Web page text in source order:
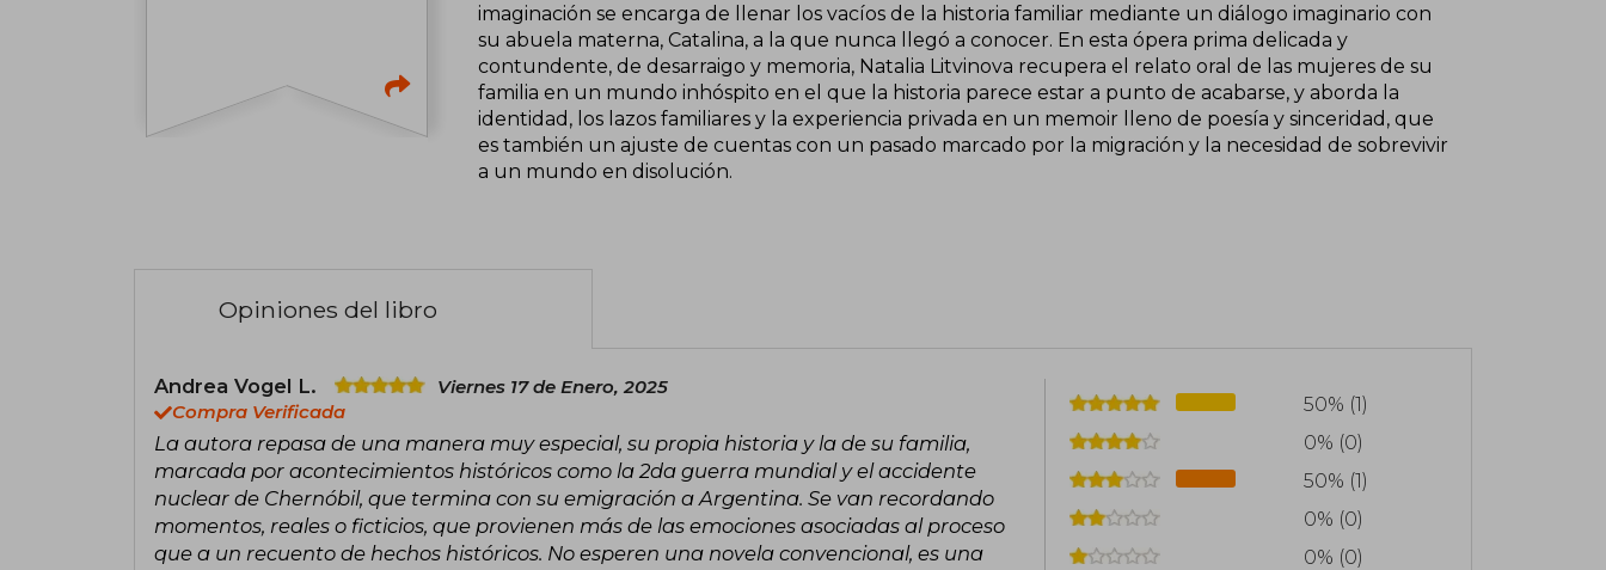
imaginación se encarga de llenar los vacíos de la historia familiar mediante un diálogo imaginario con
su abuela materna, Catalina, a la que nunca llegó a conocer. En esta ópera prima delicada y
contundente, de desarraigo y memoria, Natalia Litvinova recupera el relato oral de las mujeres de su
familia en un mundo inhóspito en el que la historia parece estar a punto de acabarse, y aborda la
identidad, los lazos familiares y la experiencia privada en un memoir lleno de poesía y sinceridad, que
es también un ajuste de cuentas con un pasado marcado por la migración y la necesidad de sobrevivir
a un mundo en disolución.
Opiniones del libro
Andrea Vogel L.
Viernes 17 de Enero, 2025
Compra Verificada
La autora repasa de una manera muy especial, su propia historia y la de su familia,
marcada por acontecimientos históricos como la 2da guerra mundial y el accidente
nuclear de Chernóbil, que termina con su emigración a Argentina. Se van recordando
momentos, reales o ficticios, que provienen más de las emociones asociadas al proceso
que a un recuento de hechos históricos. No esperen una novela convencional, es una
50% (1)
0% (0)
50% (1)
0% (0)
0% (0)